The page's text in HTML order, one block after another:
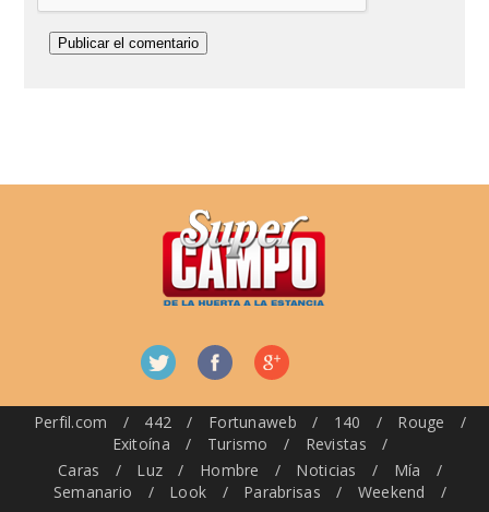
Perfil.com / 442 / Fortunaweb / 140 / Rouge
/
Exitoína
/ Turismo / Revistas
/
Caras
/ Luz / Hombre / Noticias / Mía
/
Semanario
/ Look / Parabrisas / Weekend /